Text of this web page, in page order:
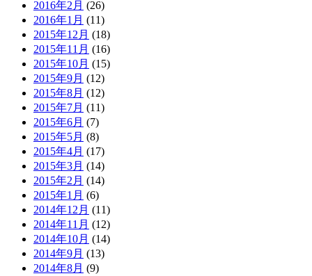
2016年2月 (26)
2016年1月 (11)
2015年12月 (18)
2015年11月 (16)
2015年10月 (15)
2015年9月 (12)
2015年8月 (12)
2015年7月 (11)
2015年6月 (7)
2015年5月 (8)
2015年4月 (17)
2015年3月 (14)
2015年2月 (14)
2015年1月 (6)
2014年12月 (11)
2014年11月 (12)
2014年10月 (14)
2014年9月 (13)
2014年8月 (9)